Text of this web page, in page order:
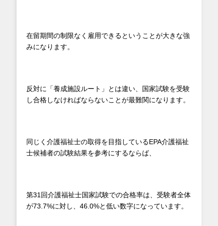
在留期間の制限なく雇用できるということが大きな強
みになります。
反対に「養成施設ルート」とは違い、国家試験を受験
し合格しなければならないことが最難関になります。
同じく介護福祉士の取得を目指しているEPA介護福祉
士候補者の試験結果を参考にするならば、
第31回介護福祉士国家試験での合格率は、受験者全体
が73.7%に対し、46.0%と低い数字になっています。